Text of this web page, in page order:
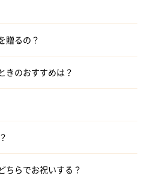
贈るの？
きのおすすめは？
ちらでお祝いする？